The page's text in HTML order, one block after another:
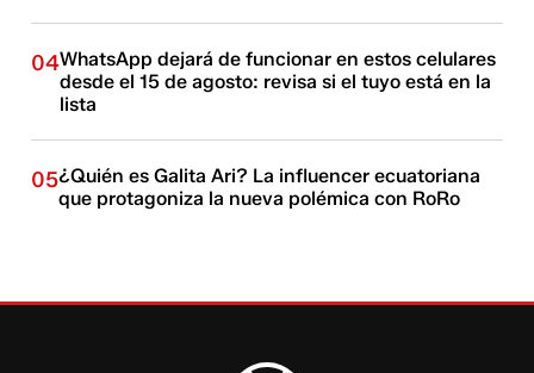
04WhatsApp dejará de funcionar en estos celulares
desde el 15 de agosto: revisa si el tuyo está en la
lista
05¿Quién es Galita Ari? La influencer ecuatoriana
que protagoniza la nueva polémica con RoRo